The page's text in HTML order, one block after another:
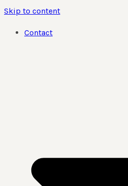
Skip to content
Contact